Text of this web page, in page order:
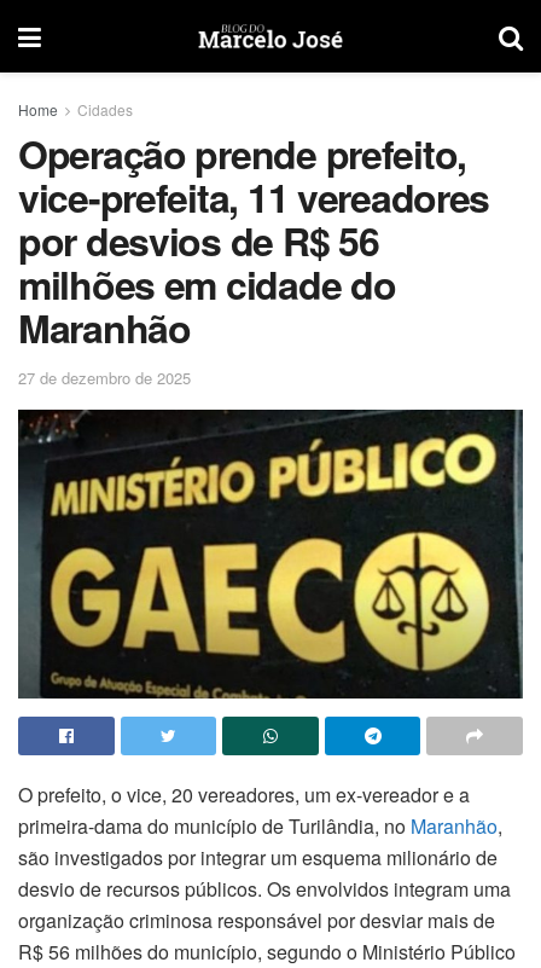
Home Cidades
Operação prende prefeito,
vice-prefeita, 11 vereadores
por desvios de R$ 56
milhões em cidade do
Maranhão
27 de dezembro de 2025
O prefeito, o vice, 20 vereadores, um ex-vereador e a
primeira-dama do município de Turilândia, no Maranhão,
são investigados por integrar um esquema milionário de
desvio de recursos públicos. Os envolvidos integram uma
organização criminosa responsável por desviar mais de
R$ 56 milhões do município, segundo o Ministério Público